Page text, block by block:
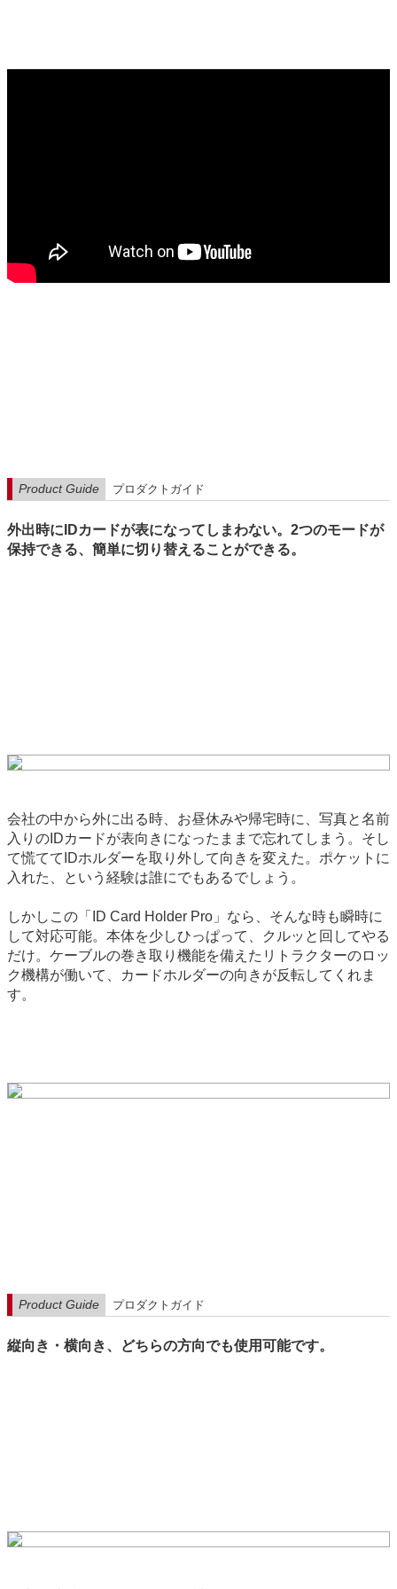
Product Guide プロダクトガイド
外出時にIDカードが表になってしまわない。2つのモードが
保持できる、簡単に切り替えることができる。
会社の中から外に出る時、お昼休みや帰宅時に、写真と名前
入りのIDカードが表向きになったままで忘れてしまう。そし
て慌ててIDホルダーを取り外して向きを変えた。ポケットに
入れた、という経験は誰にでもあるでしょう。
しかしこの「ID Card Holder Pro」なら、そんな時も瞬時に
して対応可能。本体を少しひっぱって、クルッと回してやる
だけ。ケーブルの巻き取り機能を備えたリトラクターのロッ
ク機構が働いて、カードホルダーの向きが反転してくれま
す。
Product Guide プロダクトガイド
縦向き・横向き、どちらの方向でも使用可能です。